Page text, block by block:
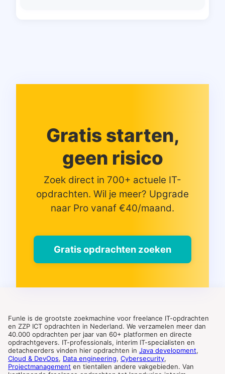
Gratis starten,
geen risico
Zoek direct in 700+ actuele IT-
opdrachten. Wil je meer? Upgrade
naar Pro vanaf €40/maand.
Gratis opdrachten zoeken
Funle is de grootste zoekmachine voor freelance IT-opdrachten
en ZZP ICT opdrachten in Nederland. We verzamelen meer dan
40.000 opdrachten per jaar van 60+ platformen en directe
opdrachtgevers. IT-professionals, interim IT-specialisten en
detacheerders vinden hier opdrachten in Java development,
Cloud & DevOps, Data engineering, Cybersecurity,
Projectmanagement en tientallen andere vakgebieden. Van